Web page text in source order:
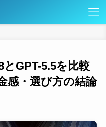
GPT-5.5を比較
感・選び方の結論